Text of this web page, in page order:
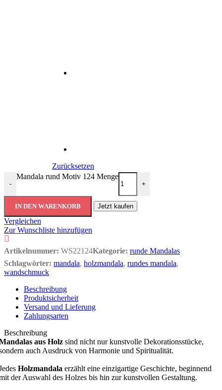
Zurücksetzen
-
Mandala rund Motiv 124 Menge
+
IN DEN WARENKORB Jetzt kaufen
Vergleichen
Zur Wunschliste hinzufügen
Artikelnummer: WS22124Kategorie: runde Mandalas
Schlagwörter: mandala, holzmandala, rundes mandala,
wandschmuck
Beschreibung
Produktsicherheit
Versand und Lieferung
Zahlungsarten
Beschreibung
aus Holz sind nicht nur kunstvolle Dekorationsstücke,
auch Ausdruck von Harmonie und Spiritualität.
Holzmandala erzählt eine einzigartige Geschichte, beginnend
der Auswahl des Holzes bis hin zur kunstvollen Gestaltung.